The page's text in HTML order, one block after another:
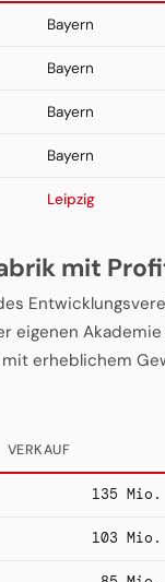
Bayern
Bayern
Bayern
Bayern
Leipzig
mit
eigenen
erheblichem
VERKAUF
135 Mio.
103 Mio.